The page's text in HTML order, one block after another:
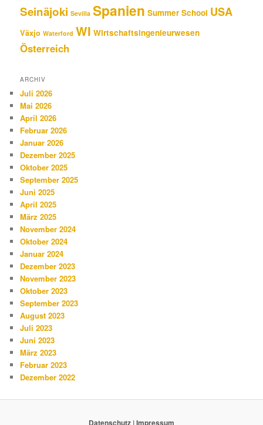
Seinäjoki Sevilla Spanien Summer School USA
Växjo Waterford WI Wirtschaftsingenieurwesen
Österreich
ARCHIV
Juli 2026
Mai 2026
April 2026
Februar 2026
Januar 2026
Dezember 2025
Oktober 2025
September 2025
Juni 2025
April 2025
März 2025
November 2024
Oktober 2024
Januar 2024
Dezember 2023
November 2023
Oktober 2023
September 2023
August 2023
Juli 2023
Juni 2023
März 2023
Februar 2023
Dezember 2022
Datenschutz |Impressum